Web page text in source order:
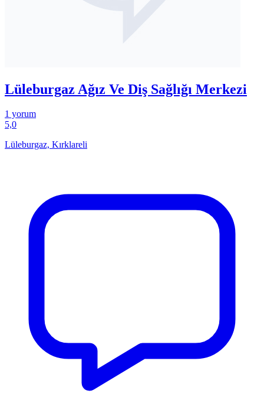
Lüleburgaz Ağız Ve Diş Sağlığı Merkezi
1 yorum
5,0
Lüleburgaz, Kırklareli